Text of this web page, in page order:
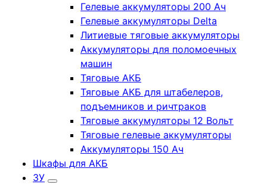
Гелевые аккумуляторы 200 Ач
Гелевые аккумуляторы Delta
Литиевые тяговые аккумуляторы
Аккумуляторы для поломоечных
машин
Тяговые АКБ
Тяговые АКБ для штабелеров,
подъемников и ричтраков
Тяговые аккумуляторы 12 Вольт
Тяговые гелевые аккумуляторы
Аккумуляторы 150 Ач
Шкафы для АКБ
ЗУ